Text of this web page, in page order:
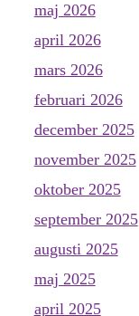
maj 2026
april 2026
mars 2026
februari 2026
december 2025
november 2025
oktober 2025
september 2025
augusti 2025
maj 2025
april 2025